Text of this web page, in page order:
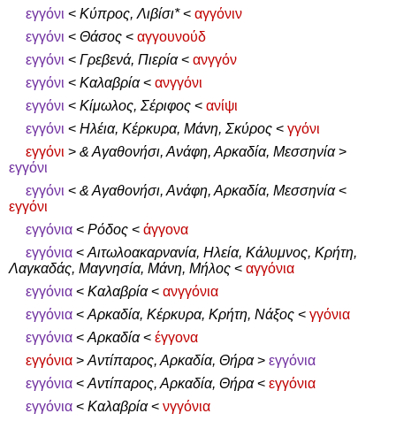
εγγόνι < Κύπρος, Λιβίσι*< αγγόνιν
εγγόνι < Θάσος < αγγουνούδ
εγγόνι < Γρεβενά, Πιερία< ανγγόν
εγγόνι < Καλαβρία< ανγγόνι
εγγόνι < Κίμωλος, Σέριφος < ανίψι
εγγόνι < Ηλέια, Κέρκυρα, Μάνη, Σκύρος < γγόνι
εγγόνι > & Αγαθονήσι, Ανάφη, Αρκαδία, Μεσσηνία>
εγγόνι
εγγόνι < & Αγαθονήσι, Ανάφη, Αρκαδία, Μεσσηνία<
εγγόνι
εγγόνια < Ρόδος < άγγονα
εγγόνια <Αιτωλοακαρνανία, Ηλεία, Κάλυμνος, Κρήτη,
Λαγκαδάς, Μαγνησία, Μάνη, Μήλος < αγγόνια
εγγόνια < Καλαβρία< ανγγόνια
εγγόνια <Αρκαδία, Κέρκυρα, Κρήτη, Νάξος < γγόνια
εγγόνια <Αρκαδία< έγγονα
εγγόνια >Αντίπαρος, Αρκαδία, Θήρα> εγγόνια
εγγόνια <Αντίπαρος, Αρκαδία, Θήρα< εγγόνια
εγγόνια < Καλαβρία< νγγόνια